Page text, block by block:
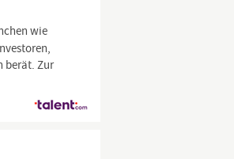
wie
berät. Zur